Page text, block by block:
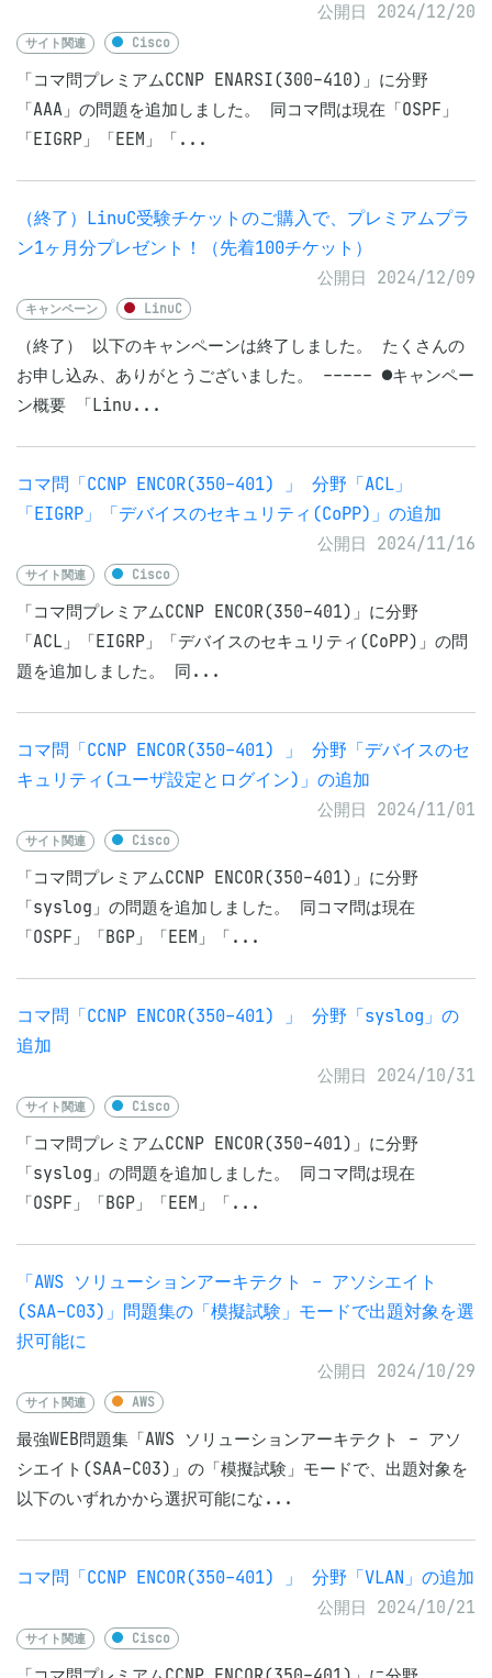
公開日 2024/12/20
サイト関連 Cisco
「コマ問プレミアムCCNP ENARSI(300-410)」に分野
「AAA」の問題を追加しました。 同コマ問は現在「OSPF」
「EIGRP」「EEM」「...
（終了）LinuC受験チケットのご購入で、プレミアムプラ
ン1ヶ月分プレゼント！（先着100チケット）
公開日 2024/12/09
キャンペーン LinuC
（終了） 以下のキャンペーンは終了しました。 たくさんの
お申し込み、ありがとうございました。 ----- ●キャンペー
ン概要 「Linu...
コマ問「CCNP ENCOR(350-401) 」 分野「ACL」
「EIGRP」「デバイスのセキュリティ(CoPP)」の追加
公開日 2024/11/16
サイト関連 Cisco
「コマ問プレミアムCCNP ENCOR(350-401)」に分野
「ACL」「EIGRP」「デバイスのセキュリティ(CoPP)」の問
題を追加しました。 同...
コマ問「CCNP ENCOR(350-401) 」 分野「デバイスのセ
キュリティ(ユーザ設定とログイン)」の追加
公開日 2024/11/01
サイト関連 Cisco
「コマ問プレミアムCCNP ENCOR(350-401)」に分野
「syslog」の問題を追加しました。 同コマ問は現在
「OSPF」「BGP」「EEM」「...
コマ問「CCNP ENCOR(350-401) 」 分野「syslog」の
追加
公開日 2024/10/31
サイト関連 Cisco
「コマ問プレミアムCCNP ENCOR(350-401)」に分野
「syslog」の問題を追加しました。 同コマ問は現在
「OSPF」「BGP」「EEM」「...
「AWS ソリューションアーキテクト - アソシエイト
(SAA-C03)」問題集の「模擬試験」モードで出題対象を選
択可能に
公開日 2024/10/29
サイト関連 AWS
最強WEB問題集「AWS ソリューションアーキテクト - アソ
シエイト(SAA-C03)」の「模擬試験」モードで、出題対象を
以下のいずれかから選択可能にな...
コマ問「CCNP ENCOR(350-401) 」 分野「VLAN」の追加
公開日 2024/10/21
サイト関連 Cisco